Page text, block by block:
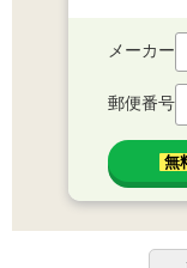
メーカー
郵便番号
無